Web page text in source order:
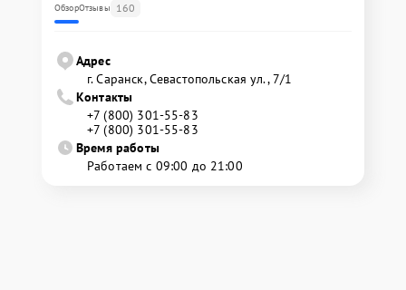
ОбзорОтзывы 160
Адрес
г. Саранск, Севастопольская ул., 7/1
Контакты
+7 (800) 301-55-83
+7 (800) 301-55-83
Время работы
Работаем с 09:00 до 21:00